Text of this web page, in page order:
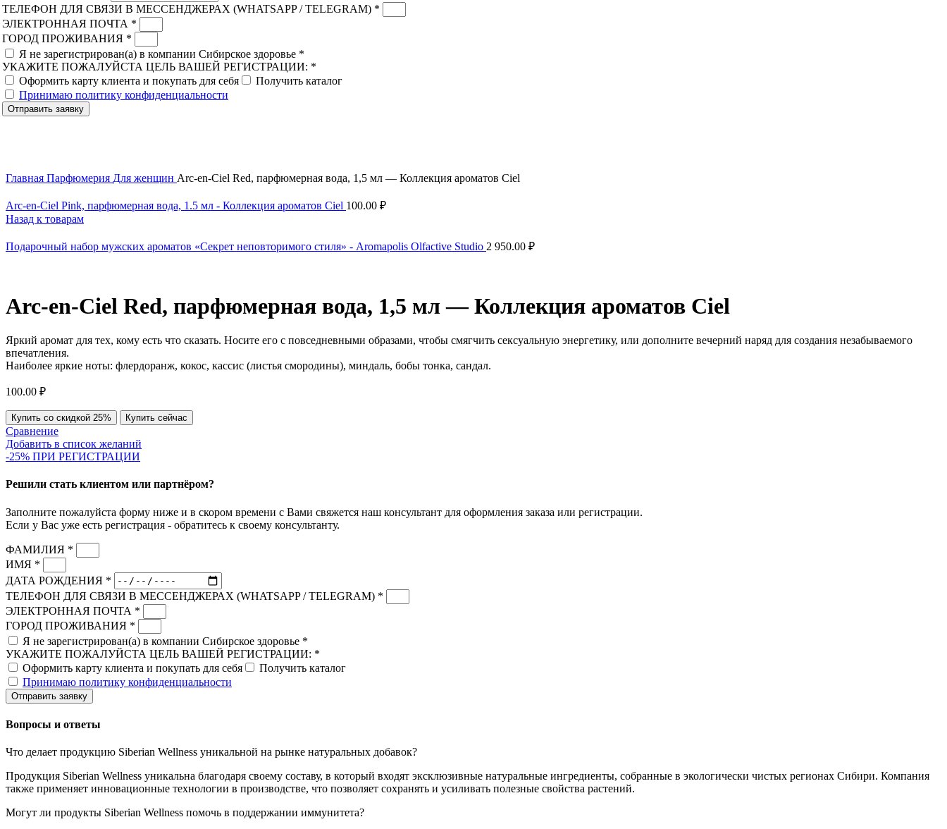
ТЕЛЕФОН ДЛЯ СВЯЗИ В МЕССЕНДЖЕРАХ (WHATSAPP / TELEGRAM) *
ЭЛЕКТРОННАЯ ПОЧТА *
ГОРОД ПРОЖИВАНИЯ *
Я не зарегистрирован(а) в компании Сибирское здоровье *
УКАЖИТЕ ПОЖАЛУЙСТА ЦЕЛЬ ВАШЕЙ РЕГИСТРАЦИИ: *
Оформить карту клиента и покупать для себя
Получить каталог
Принимаю политику конфиденциальности
Отправить заявку
Главная Парфюмерия Для женщин Arc-en-Ciel Red, парфюмерная вода, 1,5 мл — Коллекция ароматов Ciel
Arc-en-Ciel Pink, парфюмерная вода, 1.5 мл - Коллекция ароматов Ciel 100.00 ₽
Назад к товарам
Подарочный набор мужских ароматов «Секрет неповторимого стиля» - Aromapolis Olfactive Studio 2 950.00 ₽
Arc-en-Ciel Red, парфюмерная вода, 1,5 мл — Коллекция ароматов Ciel
Яркий аромат для тех, кому есть что сказать. Носите его с повседневными образами, чтобы смягчить сексуальную энергетику, или дополните вечерний наряд для создания незабываемого
впечатления.
Наиболее яркие ноты: флердоранж, кокос, кассис (листья смородины), миндаль, бобы тонка, сандал.
100.00 ₽
Купить со скидкой 25% Купить сейчас
Сравнение
Добавить в список желаний
-25% ПРИ РЕГИСТРАЦИИ
Решили стать клиентом или партнёром?
Заполните пожалуйста форму ниже и в скором времени с Вами свяжется наш консультант для оформления заказа или регистрации.
Если у Вас уже есть регистрация - обратитесь к своему консультанту.
ФАМИЛИЯ *
ИМЯ *
ДАТА РОЖДЕНИЯ *
ТЕЛЕФОН ДЛЯ СВЯЗИ В МЕССЕНДЖЕРАХ (WHATSAPP / TELEGRAM) *
ЭЛЕКТРОННАЯ ПОЧТА *
ГОРОД ПРОЖИВАНИЯ *
Я не зарегистрирован(а) в компании Сибирское здоровье *
УКАЖИТЕ ПОЖАЛУЙСТА ЦЕЛЬ ВАШЕЙ РЕГИСТРАЦИИ: *
Оформить карту клиента и покупать для себя
Получить каталог
Принимаю политику конфиденциальности
Отправить заявку
Вопросы и ответы
Что делает продукцию Siberian Wellness уникальной на рынке натуральных добавок?
Продукция Siberian Wellness уникальна благодаря своему составу, в который входят эксклюзивные натуральные ингредиенты, собранные в экологически чистых регионах Сибири. Компания
также применяет инновационные технологии в производстве, что позволяет сохранять и усиливать полезные свойства растений.
Могут ли продукты Siberian Wellness помочь в поддержании иммунитета?